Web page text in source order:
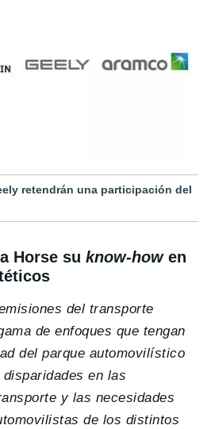
retendrán una participación del
Horse su know-howen
del transporte
de enfoques que tengan
del parque automovilístico
en las
y las necesidades
de los distintos